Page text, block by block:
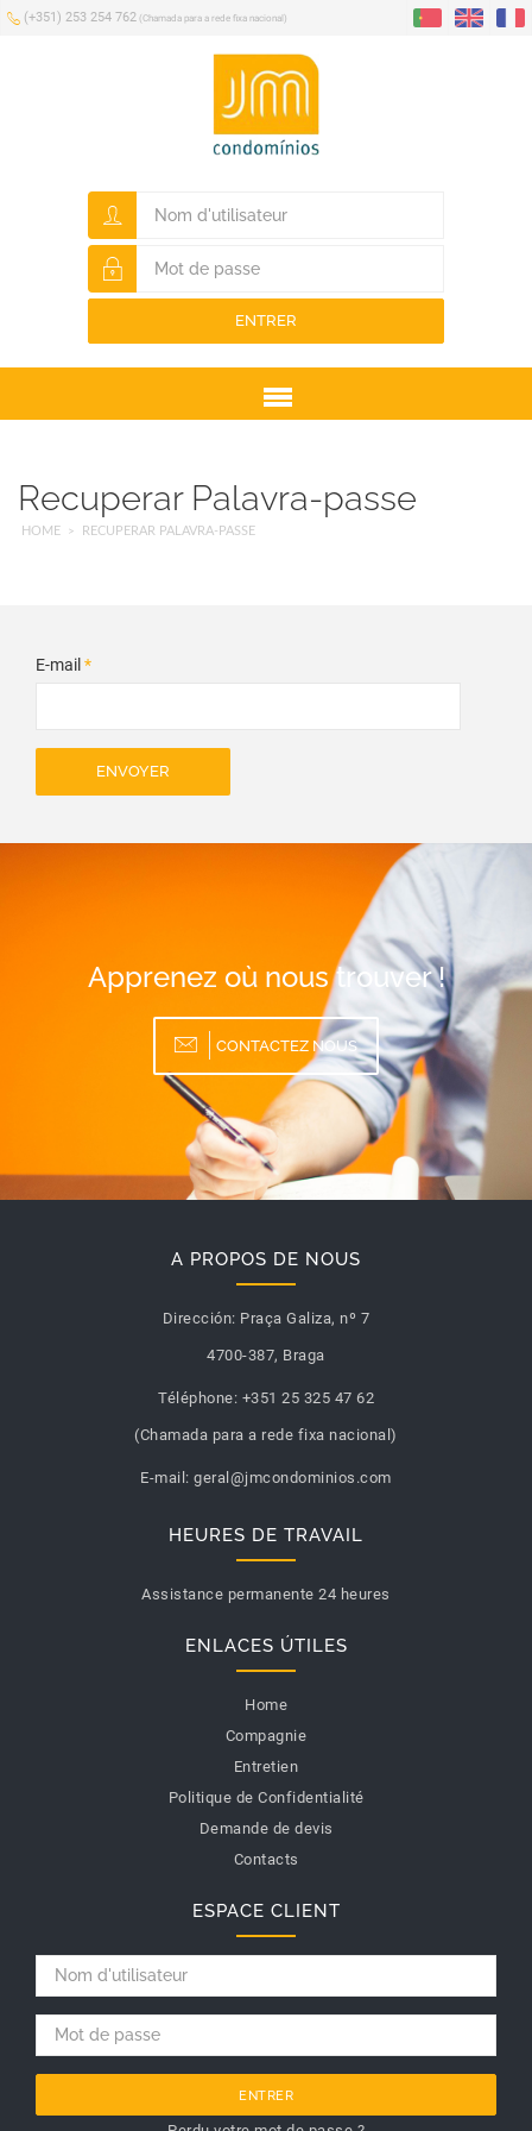
(+351) 253 254 762 (Chamada para a rede fixa nacional)
ENTRER
Menu
Recuperar Palavra-passe
HOME RECUPERAR PALAVRA-PASSE
E-mail*
ENVOYER
Apprenez où nous trouver !
CONTACTEZ NOUS
A PROPOS DE NOUS
Dirección: Praça Galiza, nº 7
4700-387, Braga
Téléphone: +351 25 325 47 62
(Chamada para a rede fixa nacional)
E-mail: geral@jmcondominios.com
HEURES DE TRAVAIL
Assistance permanente 24 heures
ENLACES ÚTILES
Home
Compagnie
Entretien
Politique de Confidentialité
Demande de devis
Contacts
ESPACE CLIENT
ENTRER